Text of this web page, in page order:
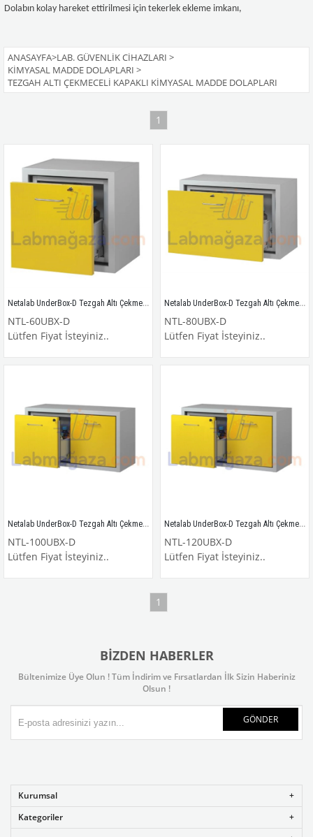
Dolabın kolay hareket ettirilmesi için tekerlek ekleme imkanı,
ANASAYFA>LAB. GÜVENLIK CIHAZLARI >
KIMYASAL MADDE DOLAPLARI >
TEZGAH ALTI ÇEKMECELI KAPAKLI KIMYASAL MADDE DOLAPLARI
1
Netalab UnderBox-D Tezgah Altı Çekmeceli Kapaklı Kimyasal Madde Dolabı / NTL-60UBX
NTL-60UBX-D
Lütfen Fiyat İsteyiniz..
Netalab UnderBox-D Tezgah Altı Çekmeceli Kapaklı Kimyasal Madde Dolabı / NTL-80UBX
NTL-80UBX-D
Lütfen Fiyat İsteyiniz..
Netalab UnderBox-D Tezgah Altı Çekmeceli Kapaklı Kimyasal Madde Dolabı / NTL-100UBX
NTL-100UBX-D
Lütfen Fiyat İsteyiniz..
Netalab UnderBox-D Tezgah Altı Çekmeceli Kapaklı Kimyasal Madde Dolabı / NTL-120UBX
NTL-120UBX-D
Lütfen Fiyat İsteyiniz..
1
BIZDEN HABERLER
Bültenimize Üye Olun ! Tüm İndirim ve Fırsatlardan İlk Sizin Haberiniz
Olsun !
GÖNDER
Kurumsal
Kategoriler